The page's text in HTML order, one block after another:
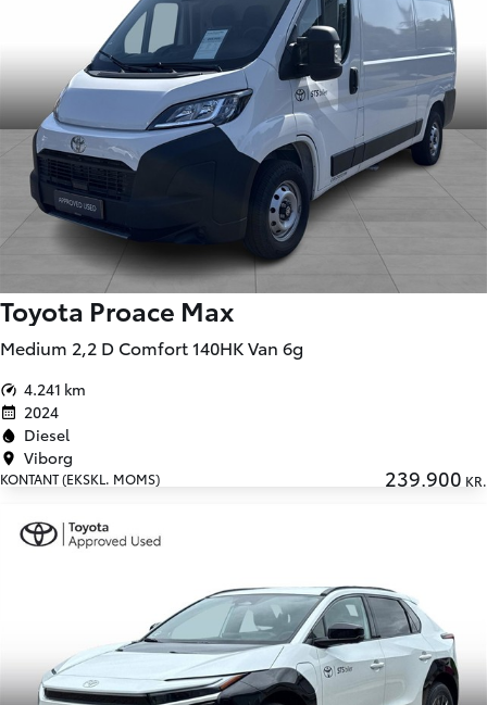
Toyota Proace Max
Medium 2,2 D Comfort 140HK Van 6g
4.241 km
2024
Diesel
Viborg
KONTANT (EKSKL. MOMS) 239.900 KR.